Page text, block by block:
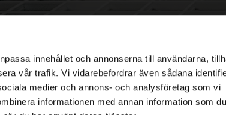
innehållet och annonserna till användarna,
vår trafik. Vi vidarebefordrar även sådana
medier och annons- och analysföretag som vi
informationen med annan information som